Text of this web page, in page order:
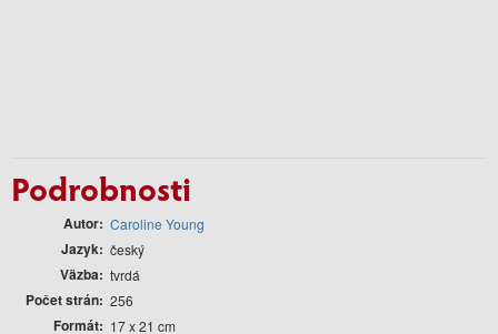
Podrobnosti
Autor Caroline Young
Jazyk český
Väzba tvrdá
Počet strán 256
Formát 17 x 21 cm